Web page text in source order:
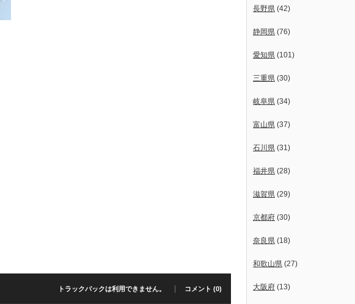
トラックバックは利用できません。 コメント (0)
長野県 (42)
静岡県 (76)
愛知県 (101)
三重県 (30)
岐阜県 (34)
富山県 (37)
石川県 (31)
福井県 (28)
滋賀県 (29)
京都府 (30)
奈良県 (18)
和歌山県 (27)
大阪府 (13)